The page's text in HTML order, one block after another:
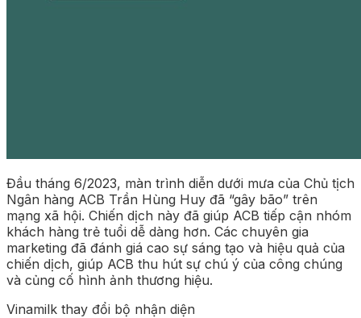
Đầu tháng 6/2023, màn trình diễn dưới mưa của Chủ tịch
Ngân hàng ACB Trần Hùng Huy đã “gây bão” trên
mạng xã hội. Chiến dịch này đã giúp ACB tiếp cận nhóm
khách hàng trẻ tuổi dễ dàng hơn. Các chuyên gia
marketing đã đánh giá cao sự sáng tạo và hiệu quả của
chiến dịch, giúp ACB thu hút sự chú ý của công chúng
và củng cố hình ảnh thương hiệu.
Vinamilk thay đổi bộ nhận diện